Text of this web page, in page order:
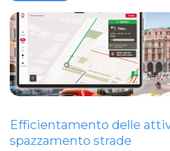
Efficientamento delle
spazzamento strade